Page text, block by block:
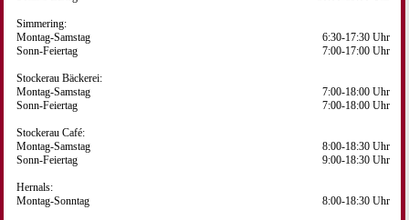
Simmering:
Montag-Samstag
Sonn-Feiertag
6:30-17:30 Uhr
7:00-17:00 Uhr
Stockerau Bäckerei:
Montag-Samstag
7:00-18:00 Uhr
Sonn-Feiertag
7:00-18:00 Uhr
Stockerau Café:
Montag-Samstag
Sonn-Feiertag
8:00-18:30 Uhr
9:00-18:30 Uhr
Hernals:
Montag-Sonntag
8:00-18:30 Uhr